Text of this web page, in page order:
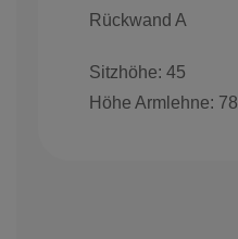
Rückwand A
Sitzhöhe: 45
Höhe Armlehne: 78